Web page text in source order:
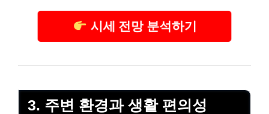
시세 전망 분석하기
3. 주변 환경과 생활 편의성